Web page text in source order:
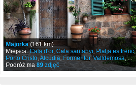
Majorka(161 km)
Miejsca:Cala d'or, Cala santanyi, Platja es trenc,
Porto Cristo,Alcudia, Formentor,Valldemosa, ...
Podróż ma 89 zdjęć